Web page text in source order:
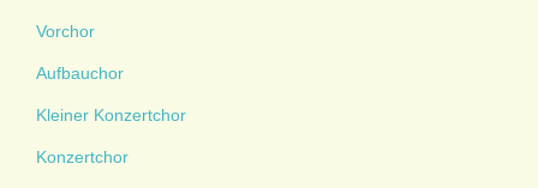
Vorchor
Aufbauchor
Kleiner Konzertchor
Konzertchor